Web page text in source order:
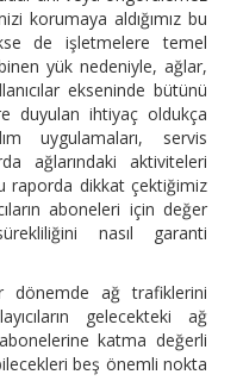
korumaya aldığımız bu
de işletmelere temel
yük nedeniyle, ağlar,
ekseninde bütünü
duyulan ihtiyaç oldukça
uygulamaları, servis
ağlarındaki aktiviteleri
raporda dikkat çektiğimiz
aboneleri için değer
nasıl garanti
dönemde ağ trafiklerini
gelecekteki ağ
katma değerli
beş önemli nokta